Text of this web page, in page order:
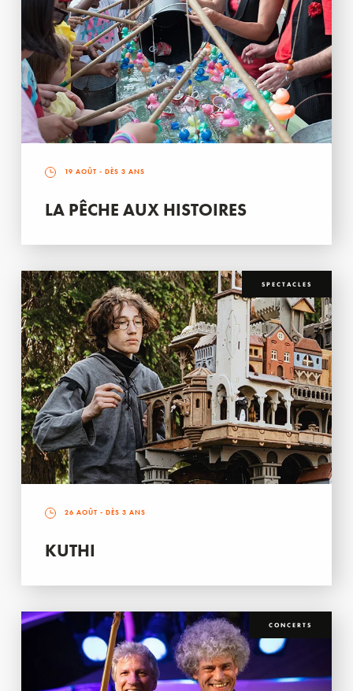
19 AOÛT - DÈS 3 ANS
LA PÊCHE AUX HISTOIRES
SPECTACLES
26 AOÛT - DÈS 3 ANS
KUTHI
CONCERTS